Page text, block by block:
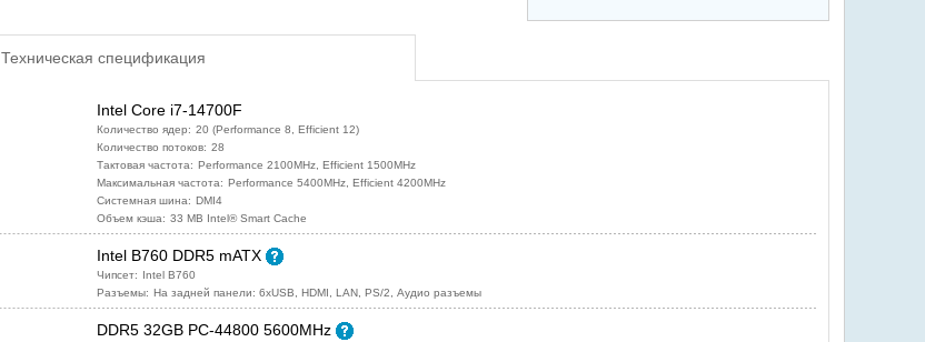
Техническая спецификация
Intel Core i7-14700F
Количество ядер: 20 (Performance 8, Efficient 12)
Количество потоков: 28
Тактовая частота: Performance 2100MHz, Efficient 1500MHz
Максимальная частота: Performance 5400MHz, Efficient 4200MHz
Системная шина: DMI4
Объем кэша: 33 MB Intel® Smart Cache
Intel B760 DDR5 mATX
Чипсет: Intel B760
Разъемы: На задней панели: 6xUSB, HDMI, LAN, PS/2, Аудио разъемы
DDR5 32GB PC-44800 5600MHz